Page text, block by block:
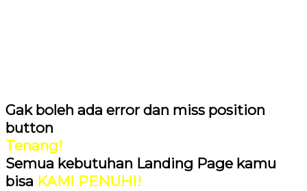
Gak boleh ada error dan miss position
button
Tenang!
Semua kebutuhan Landing Page kamu
bisa KAMI PENUHI!